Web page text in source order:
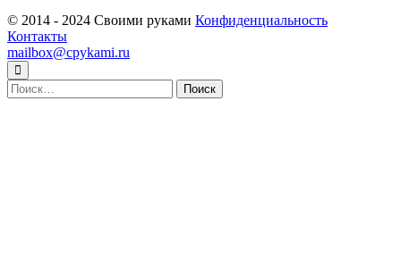
© 2014 - 2024 Своими руками Конфиденциальность
Контакты
mailbox@cpykami.ru
Найти: